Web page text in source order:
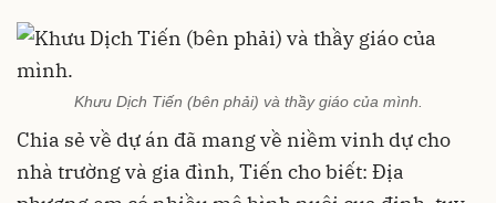
Khưu Dịch Tiến (bên phải) và thầy giáo của mình.
Chia sẻ về dự án đã mang về niềm vinh dự cho
nhà trường và gia đình, Tiến cho biết: Địa